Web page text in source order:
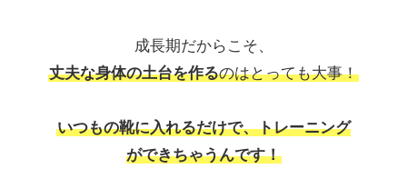
成長期だからこそ、
丈夫な身体の土台を作るのはとっても大事！
いつもの靴に入れるだけで、トレーニング
ができちゃうんです！